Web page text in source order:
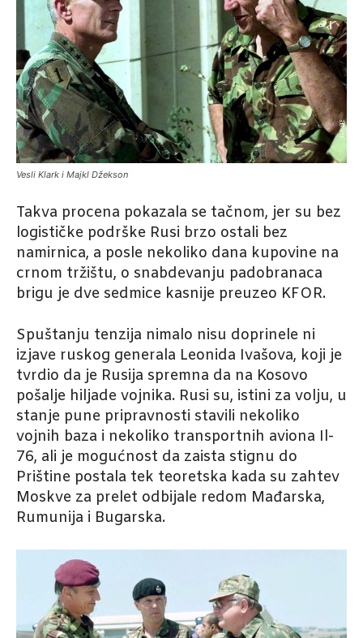
Vesli Klark i Majkl Džekson
Takva procena pokazala se tačnom, jer su bez
logističke podrške Rusi brzo ostali bez
namirnica, a posle nekoliko dana kupovine na
crnom tržištu, o snabdevanju padobranaca
brigu je dve sedmice kasnije preuzeo KFOR.
Spuštanju tenzija nimalo nisu doprinele ni
izjave ruskog generala Leonida Ivašova, koji je
tvrdio da je Rusija spremna da na Kosovo
pošalje hiljade vojnika. Rusi su, istini za volju, u
stanje pune pripravnosti stavili nekoliko
vojnih baza i nekoliko transportnih aviona Il-
76, ali je mogućnost da zaista stignu do
Prištine postala tek teoretska kada su zahtev
Moskve za prelet odbijale redom Mađarska,
Rumunija i Bugarska.